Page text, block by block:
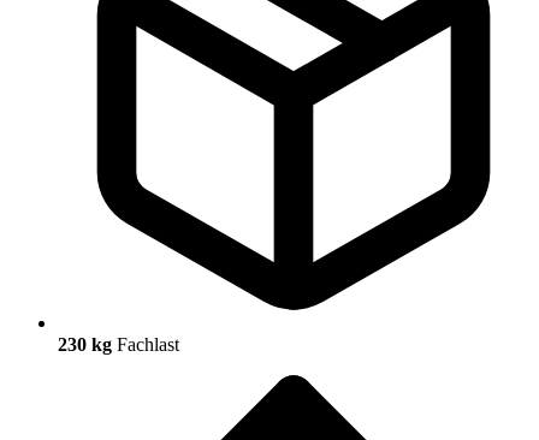
230 kg Fachlast